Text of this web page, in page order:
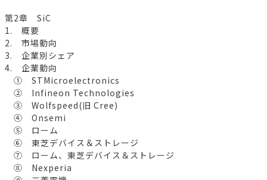
第2章 SiC
1. 概要
2. 市場動向
3. 企業別シェア
4. 企業動向
① STMicroelectronics
② Infineon Technologies
③ Wolfspeed(旧 Cree)
④ Onsemi
⑤ ローム
⑥ 東芝デバイス＆ストレージ
⑦ ローム、東芝デバイス＆ストレージ
⑧ Nexperia